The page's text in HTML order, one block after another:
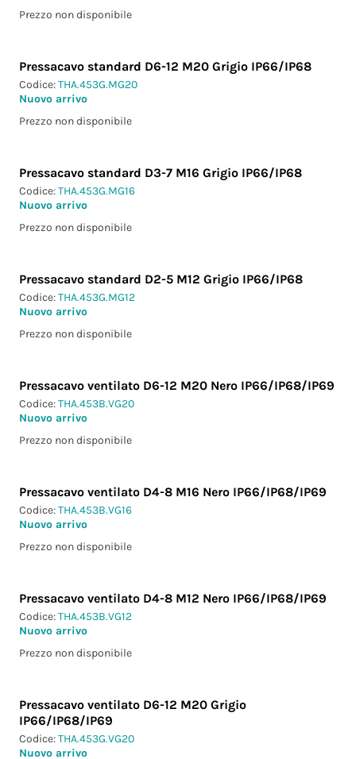
Prezzo non disponibile
Pressacavo standard D6-12 M20 Grigio IP66/IP68
Codice:THA.453G.MG20
Nuovo arrivo
Prezzo non disponibile
Pressacavo standard D3-7 M16 Grigio IP66/IP68
Codice:THA.453G.MG16
Nuovo arrivo
Prezzo non disponibile
Pressacavo standard D2-5 M12 Grigio IP66/IP68
Codice:THA.453G.MG12
Nuovo arrivo
Prezzo non disponibile
Pressacavo ventilato D6-12 M20 Nero IP66/IP68/IP69
Codice:THA.453B.VG20
Nuovo arrivo
Prezzo non disponibile
Pressacavo ventilato D4-8 M16 Nero IP66/IP68/IP69
Codice:THA.453B.VG16
Nuovo arrivo
Prezzo non disponibile
Pressacavo ventilato D4-8 M12 Nero IP66/IP68/IP69
Codice:THA.453B.VG12
Nuovo arrivo
Prezzo non disponibile
Pressacavo ventilato D6-12 M20 Grigio
IP66/IP68/IP69
Codice:THA.453G.VG20
Nuovo arrivo